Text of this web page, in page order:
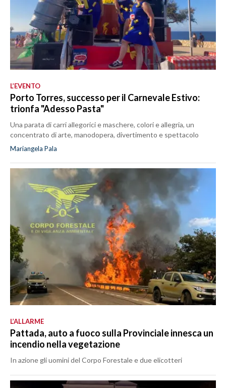
L’EVENTO
Porto Torres, successo per il Carnevale Estivo:
trionfa "Adesso Pasta"
Una parata di carri allegorici e maschere, colori e allegria, un
concentrato di arte, manodopera, divertimento e spettacolo
Mariangela Pala
L’ALLARME
Pattada, auto a fuoco sulla Provinciale innesca un
incendio nella vegetazione
In azione gli uomini del Corpo Forestale e due elicotteri